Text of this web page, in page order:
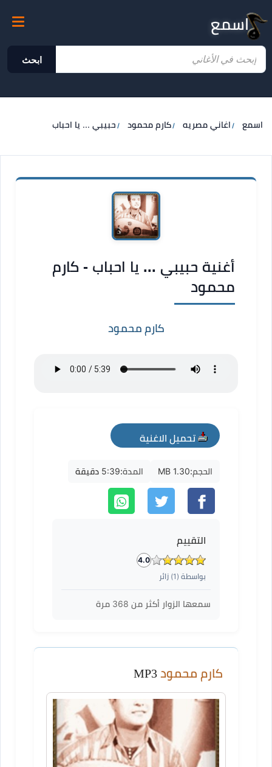
اسمع
ابحث
اسمع اغاني مصريه كارم محمود حبيبي ... يا احباب
أغنية حبيبي ... يا احباب - كارم
محمود
كارم محمود
تحميل الاغنية
mp3
الحجم:1.30 MB المدة:5:39 دقيقة
التقييم
4.0
بواسطة ( 1) زائر
سمعها الزوار أكثر من 368 مرة
كارم محمود